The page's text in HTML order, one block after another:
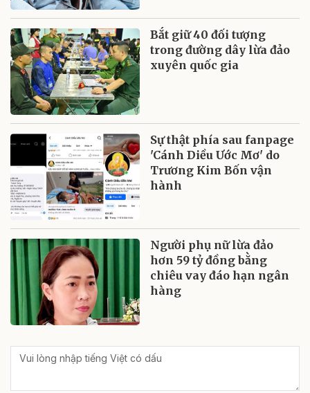
Bắt giữ 40 đối tượng
trong đường dây lừa đảo
xuyên quốc gia
Sự thật phía sau fanpage
'Cánh Diều Ước Mơ' do
Trương Kim Bốn vận
hành
Người phụ nữ lừa đảo
hơn 59 tỷ đồng bằng
chiêu vay đáo hạn ngân
hàng